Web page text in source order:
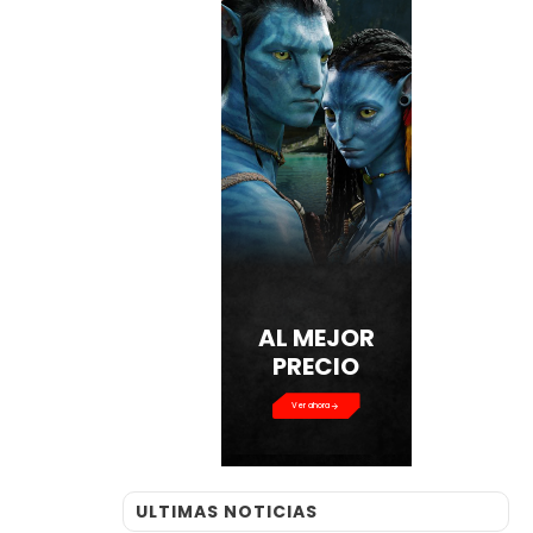
AL MEJOR
PRECIO
Ver ahora
ULTIMAS NOTICIAS